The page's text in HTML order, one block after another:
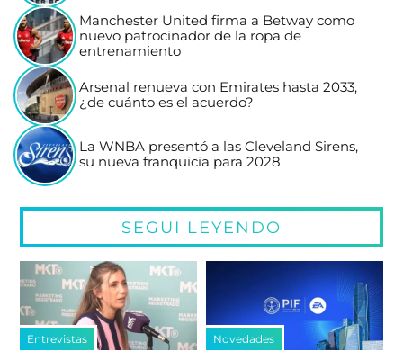
Manchester United firma a Betway como
nuevo patrocinador de la ropa de
entrenamiento
Arsenal renueva con Emirates hasta 2033,
¿de cuánto es el acuerdo?
La WNBA presentó a las Cleveland Sirens,
su nueva franquicia para 2028
SEGUÍ LEYENDO
Entrevistas Novedades